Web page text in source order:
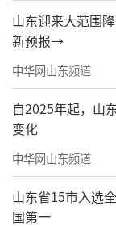
山东迎来大范围
新预报→
中华网山东频道
自2025年起，山
变化
中华网山东频道
山东省15市入选
国第一